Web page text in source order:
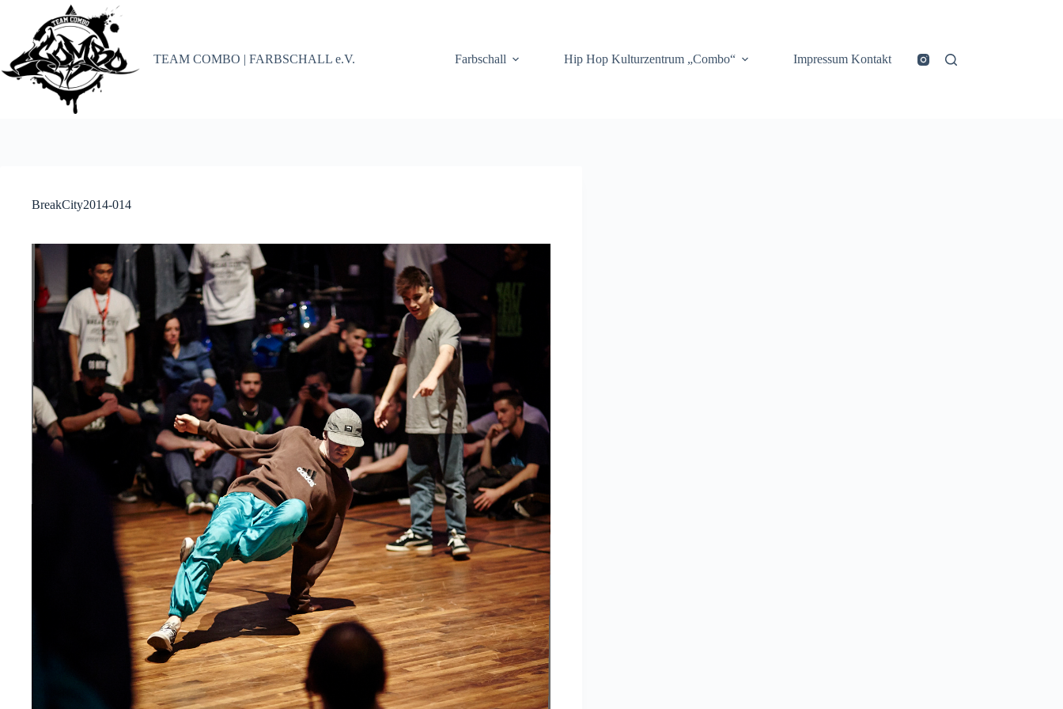
springen
TEAM COMBO | FARBSCHALL e.V.
Farbschall Hip Hop Kulturzentrum „Combo“ Impressum Kontakt
BreakCity2014-014